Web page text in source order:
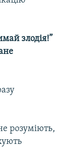
злодія!”
розуміють,